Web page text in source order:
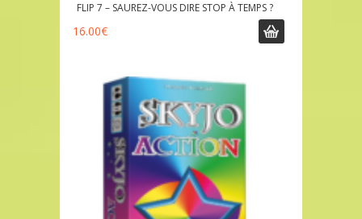
FLIP 7 – SAUREZ-VOUS DIRE STOP À TEMPS ?
16.00€